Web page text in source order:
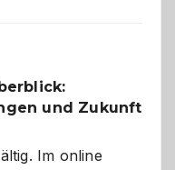
und Zukunft
Im online